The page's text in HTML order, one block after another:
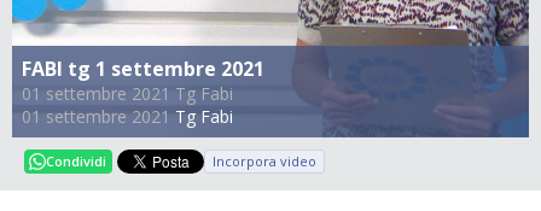
FABI tg 1 settembre 2021
01 settembre 2021 Tg Fabi
01 settembre 2021 Tg Fabi
Condividi Incorpora video